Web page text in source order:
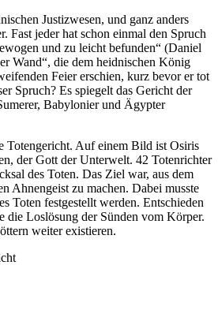
Justizwesen, und ganz anders
Fast jeder hat schon einmal den Spruch
und zu leicht befunden“ (Daniel
Wand“, die dem heidnischen König
Feier erschien, kurz bevor er tot
Spruch? Es spiegelt das Gericht der
Babylonier und Ägypter
Totengericht. Auf einem Bild ist Osiris
der Gott der Unterwelt. 42 Totenrichter
des Toten. Das Ziel war, aus dem
Ahnengeist zu machen. Dabei musste
Toten festgestellt werden. Entschieden
die Loslösung der Sünden vom Körper.
weiter existieren.